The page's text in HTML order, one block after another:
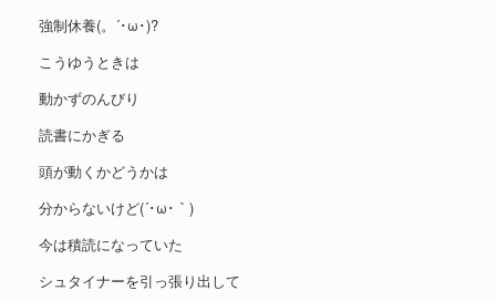
強制休養(。´･ω･)?
こうゆうときは
動かずのんびり
読書にかぎる
頭が動くかどうかは
分からないけど(´･ω･｀)
今は積読になっていた
シュタイナーを引っ張り出して